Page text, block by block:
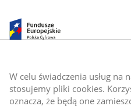
W celu świadczenia usług na
stosujemy pliki cookies.
oznacza, że będą one